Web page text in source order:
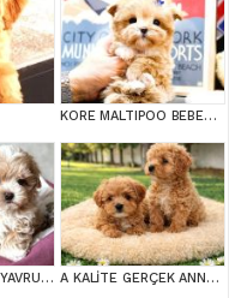
KORE MALTIPOO BEBEKLERIM
MALTİPOO CİNSİ YAVRULAR EV ÜRETİMİ A KALİTE GERÇEK ANNE BABA MALTİPOO YAVRULAR